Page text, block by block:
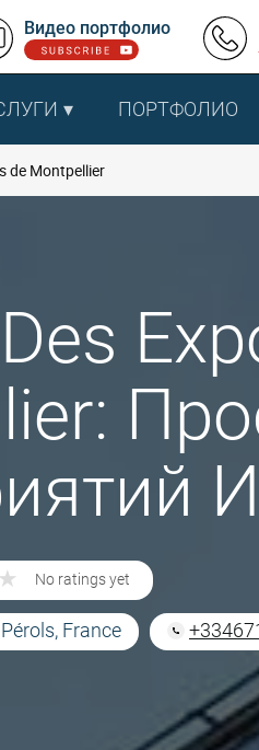
Видео портфолио
ПОРТФОЛИО
de Montpellier
★
★ No ratings yet
France